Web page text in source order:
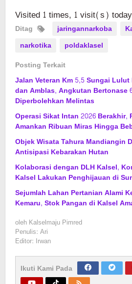
Visited 1 times, 1 visit(s) today
Ditag jaringannarkoba
narkotika
poldaklasel
Posting Terkait
Jalan Veteran Km 5,5 Sungai
dan Amblas, Angkutan Bertonase
Diperbolehkan Melintas
Operasi Sikat Intan 2026 Berakhir,
Amankan Ribuan Miras Hingga
Objek Wisata Tahura Mandiangin
Antisipasi Kebarakan Hutan
Kolaborasi dengan DLH Kalsel,
Kalsel Lakukan Penghijauan di
Sejumlah Lahan Pertanian Alami
Kemaru, Stok Pangan di Kalsel
oleh Kalselmaju Pimred
Penulis: Ari
Editor: Irwan
Ikuti Kami Pada